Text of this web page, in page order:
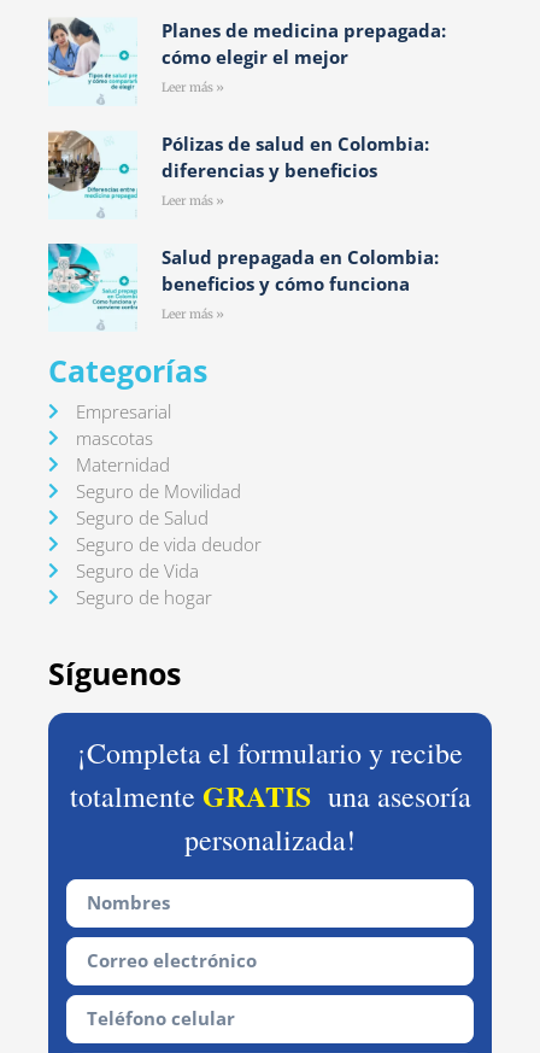
Planes de medicina prepagada:
cómo elegir el mejor
Leer más »
Pólizas de salud en Colombia:
diferencias y beneficios
Leer más »
Salud prepagada en Colombia:
beneficios y cómo funciona
Leer más »
Categorías
Empresarial
mascotas
Maternidad
Seguro de Movilidad
Seguro de Salud
Seguro de vida deudor
Seguro de Vida
Seguro de hogar
Síguenos
¡Completa el formulario y recibe
totalmente GRATISuna asesoría
personalizada!